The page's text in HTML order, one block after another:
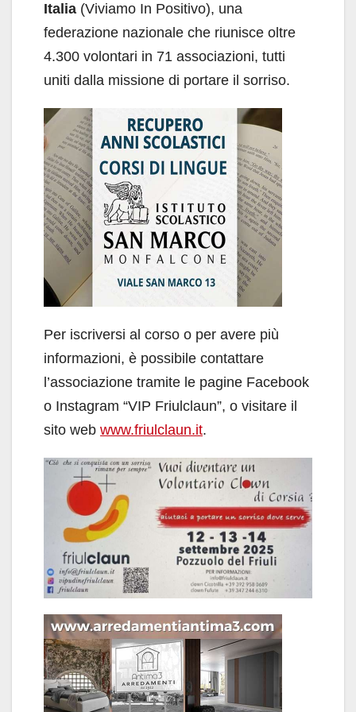
Italia (Viviamo In Positivo), una
federazione nazionale che riunisce oltre
4.300 volontari in 71 associazioni, tutti
uniti dalla missione di portare il sorriso.
Per iscriversi al corso o per avere più
informazioni, è possibile contattare
l’associazione tramite le pagine Facebook
o Instagram “VIP Friulclaun”, o visitare il
sito web www.friulclaun.it.